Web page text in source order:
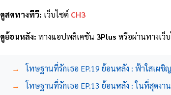
ดูสดทางทีวี: เว็บไซต์ CH3
ดูย้อนหลัง: ทางแอปพลิเคชัน 3Plus หรือผ่านทางเว็
→
โทษฐานที่รักเธอ EP.19 ย้อนหลัง : ฟ้าใสเผ
→
โทษฐานที่รักเธอ EP.13 ย้อนหลัง : ในที่สุดงา